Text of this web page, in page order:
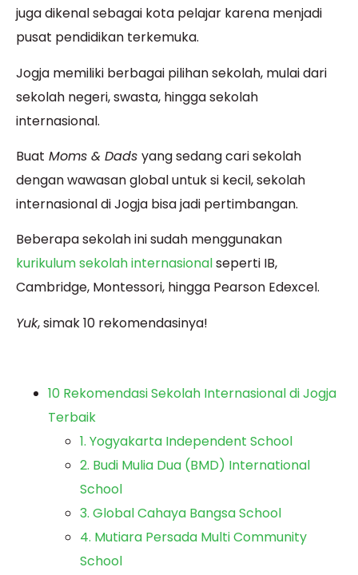
juga dikenal sebagai kota pelajar karena menjadi
pusat pendidikan terkemuka.
Jogja memiliki berbagai pilihan sekolah, mulai dari
sekolah negeri, swasta, hingga sekolah
internasional.
Buat Moms & Dads yang sedang cari sekolah
dengan wawasan global untuk si kecil,sekolah
internasional di Jogja bisa jadi pertimbangan.
Beberapa sekolah ini sudah menggunakan
kurikulum sekolah internasionalseperti IB,
Cambridge, Montessori, hingga Pearson Edexcel.
Yuk, simak 10 rekomendasinya!
10 Rekomendasi Sekolah Internasional di Jogja
Terbaik
1. Yogyakarta Independent School
2. Budi Mulia Dua (BMD) International
School
3. Global Cahaya Bangsa School
4. Mutiara Persada Multi Community
School